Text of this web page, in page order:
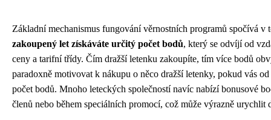
Základní mechanismus fungování věrnostních programů spočívá v
zakoupený let získáváte určitý počet bodů, který se odvíjí od
ceny a tarifní třídy. Čím dražší letenku zakoupíte, tím více bodů
paradoxně motivovat k nákupu o něco dražší letenky, pokud vás
počet bodů. Mnoho leteckých společností navíc nabízí bonusové
členů nebo během speciálních promocí, což může výrazně urychlit